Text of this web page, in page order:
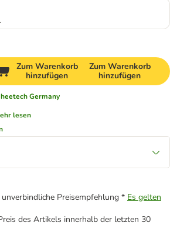
Zum Warenkorb
hinzufügen
Zum Warenkorb
hinzufügen
Germany
lesen
Preisempfehlung * Es gelten
des Artikels innerhalb der letzten 30